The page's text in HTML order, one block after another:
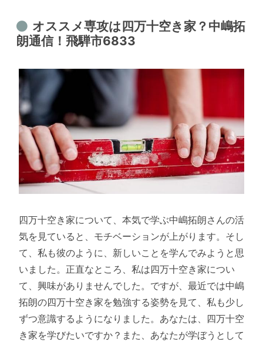
オススメ専攻は四万十空き家？中嶋拓
朗通信！飛騨市6833
四万十空き家について、本気で学ぶ中嶋拓朗さんの活
気を見ていると、モチベーションが上がります。そし
て、私も彼のように、新しいことを学んでみようと思
いました。正直なところ、私は四万十空き家につい
て、興味がありませんでした。ですが、最近では中嶋
拓朗の四万十空き家を勉強する姿勢を見て、私も少し
ずつ意識するようになりました。あなたは、四万十空
き家を学びたいですか？また、あなたが学ぼうとして